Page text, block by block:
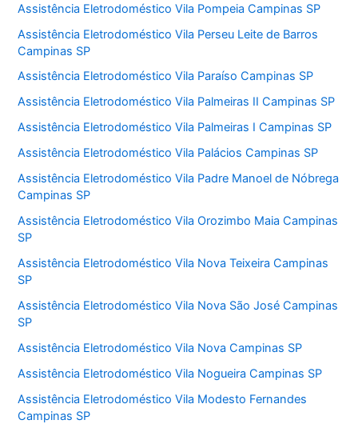
Assistência Eletrodoméstico Vila Pompeia Campinas SP
Assistência Eletrodoméstico Vila Perseu Leite de Barros
Campinas SP
Assistência Eletrodoméstico Vila Paraíso Campinas SP
Assistência Eletrodoméstico Vila Palmeiras II Campinas SP
Assistência Eletrodoméstico Vila Palmeiras I Campinas SP
Assistência Eletrodoméstico Vila Palácios Campinas SP
Assistência Eletrodoméstico Vila Padre Manoel de Nóbrega
Campinas SP
Assistência Eletrodoméstico Vila Orozimbo Maia Campinas
SP
Assistência Eletrodoméstico Vila Nova Teixeira Campinas
SP
Assistência Eletrodoméstico Vila Nova São José Campinas
SP
Assistência Eletrodoméstico Vila Nova Campinas SP
Assistência Eletrodoméstico Vila Nogueira Campinas SP
Assistência Eletrodoméstico Vila Modesto Fernandes
Campinas SP